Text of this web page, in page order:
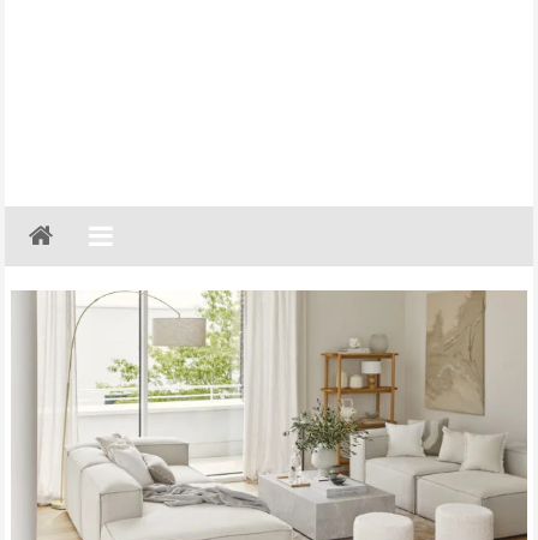
Gazeta
Regionalna
Częstochowa,
Kłobuck,
Lubliniec,
Myszków